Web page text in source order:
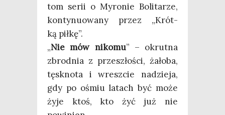
tom serii o Myro­nie Boli­ta­rze,
kon­ty­nu­owa­ny przez „Krót­
ką piłkę”.
„Nie mów niko­mu” – okrut­na
zbrod­nia z prze­szło­ści, żało­ba,
tęsk­no­ta i wresz­cie nadzie­ja,
gdy po ośmiu latach być może
żyje ktoś, kto żyć już nie